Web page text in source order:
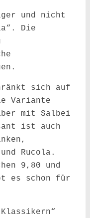
und nicht
Die
sich auf
Variante
mit Salbei
ist auch
Rucola.
9,80 und
es schon für